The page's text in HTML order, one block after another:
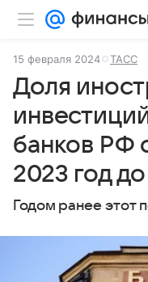
15 февраля 2024 ТАСС
Доля
банков РФ
2023 год
Годом ранее этот